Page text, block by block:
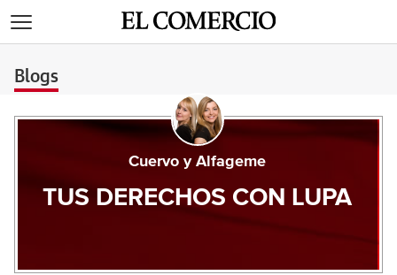
Blogs
Cuervo y Alfageme
TUS DERECHOS CON LUPA